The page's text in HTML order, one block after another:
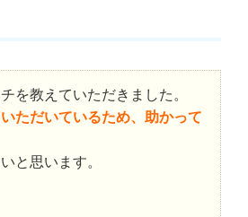
を教えていただきました。
ただいているため、助かって
と思います。